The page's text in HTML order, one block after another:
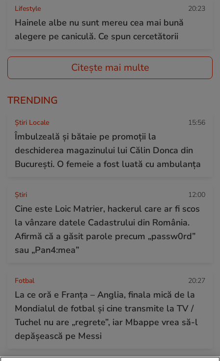
Lifestyle 20:23
Hainele albe nu sunt mereu cea mai bună
alegere pe caniculă. Ce spun cercetătorii
Citește mai multe
TRENDING
Știri Locale 15:56
Îmbulzeală și bătaie pe promoții la
deschiderea magazinului lui Călin Donca din
București. O femeie a fost luată cu ambulanța
Ştiri 12:00
Cine este Loic Matrier, hackerul care ar fi scos
la vânzare datele Cadastrului din România.
Afirmă că a găsit parole precum „passw0rd”
sau „Pan4:mea”
Fotbal 20:27
La ce oră e Franța – Anglia, finala mică de la
Mondialul de fotbal și cine transmite la TV /
Tuchel nu are „regrete”, iar Mbappe vrea să-l
depășească pe Messi